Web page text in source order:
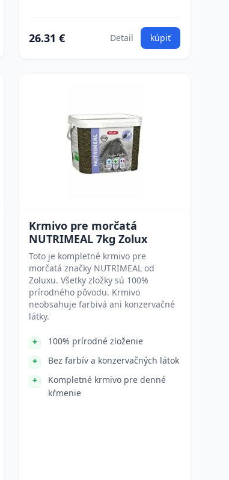
26.31 € Detail kúpiť
Krmivo pre morčatá
NUTRIMEAL 7kg Zolux
Toto je kompletné krmivo pre
morčatá značky NUTRIMEAL od
Zoluxu. Všetky zložky sú 100%
prírodného pôvodu. Krmivo
neobsahuje farbivá ani konzervačné
látky.
100% prírodné zloženie
Bez farbív a konzervačných látok
Kompletné krmivo pre denné
kŕmenie